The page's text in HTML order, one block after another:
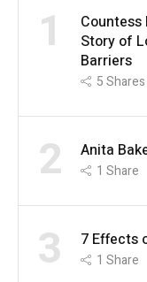
1
Countess
Story of
Barriers
5Shares
2 Anita
1 Share
3 7 Effects
1 Share